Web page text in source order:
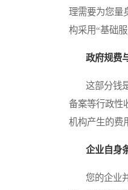
理需要为您量
构采用“基础
政府规费
这部分钱是
备案等行政性
机构产生的费
企业自身
您的企业并